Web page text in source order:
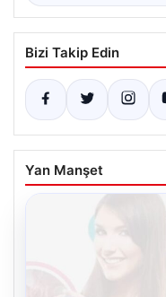
Bizi Takip Edin
Yan Manşet